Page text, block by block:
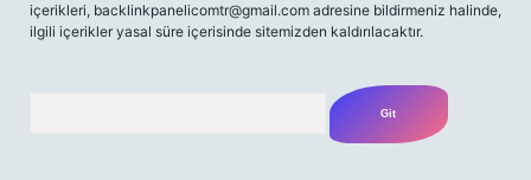
içerikleri, backlinkpanelicomtr@gmail.com adresine bildirmeniz halinde,
ilgili içerikler yasal süre içerisinde sitemizden kaldırılacaktır.